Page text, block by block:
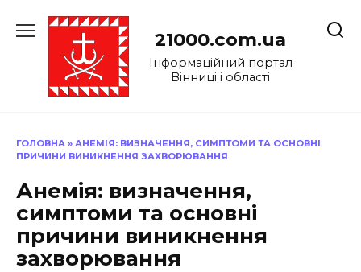
до
21000.com.ua
Інформаційний портал
Вінниці і області
ГОЛОВНА » АНЕМІЯ: ВИЗНАЧЕННЯ, СИМПТОМИ ТА ОСНОВНІ
ПРИЧИНИ ВИНИКНЕННЯ ЗАХВОРЮВАННЯ
Анемія: визначення,
симптоми та основні
причини виникнення
захворювання